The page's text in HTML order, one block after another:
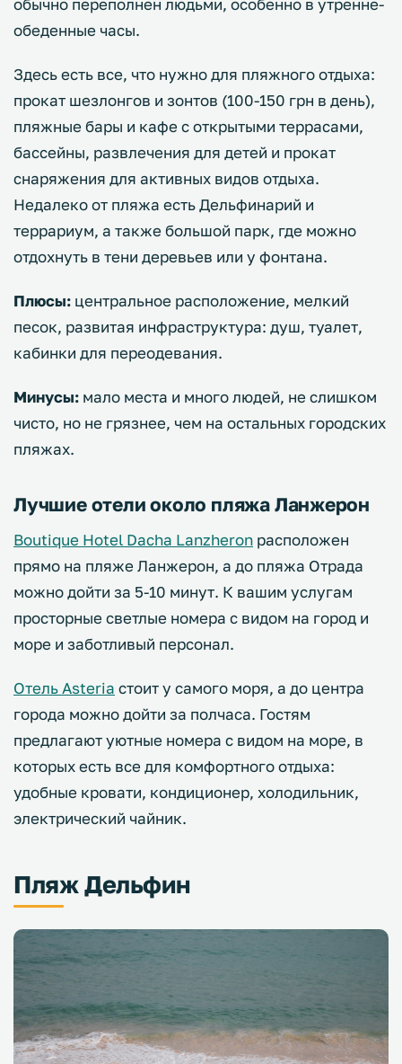
обычно переполнен людьми, особенно в утренне-
обеденные часы.
Здесь есть все, что нужно для пляжного отдыха:
прокат шезлонгов и зонтов (100-150 грн в день),
пляжные бары и кафе с открытыми террасами,
бассейны, развлечения для детей и прокат
снаряжения для активных видов отдыха.
Недалеко от пляжа есть Дельфинарий и
террариум, а также большой парк, где можно
отдохнуть в тени деревьев или у фонтана.
Плюсы: центральное расположение, мелкий
песок, развитая инфраструктура: душ, туалет,
кабинки для переодевания.
Минусы: мало места и много людей, не слишком
чисто, но не грязнее, чем на остальных городских
пляжах.
Лучшие отели около пляжа Ланжерон
Boutique Hotel Dacha Lanzheron расположен
прямо на пляже Ланжерон, а до пляжа Отрада
можно дойти за 5-10 минут. К вашим услугам
просторные светлые номера с видом на город и
море и заботливый персонал.
Отель Asteria стоит у самого моря, а до центра
города можно дойти за полчаса. Гостям
предлагают уютные номера с видом на море, в
которых есть все для комфортного отдыха:
удобные кровати, кондиционер, холодильник,
электрический чайник.
Пляж Дельфин